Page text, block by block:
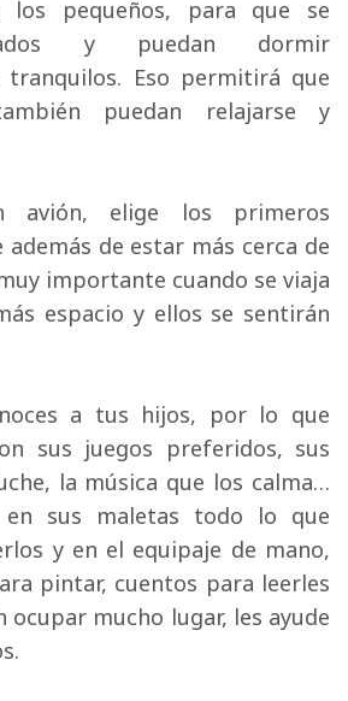
pequeños, para que se
y puedan dormir
tranquilos. Eso permitirá que
puedan relajarse y
avión, elige los primeros
de estar más cerca de
importante cuando se viaja
espacio y ellos se sentirán
a tus hijos, por lo que
sus juegos preferidos, sus
la música que los calma…
sus maletas todo lo que
y en el equipaje de mano,
pintar, cuentos para leerles
ocupar mucho lugar, les ayude